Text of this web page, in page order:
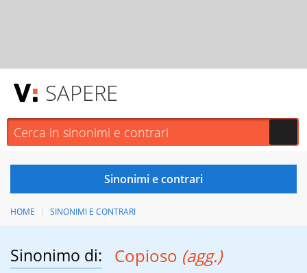
SAPERE
HOME SINONIMI E CONTRARI
Sinonimo di: Copioso (agg.)